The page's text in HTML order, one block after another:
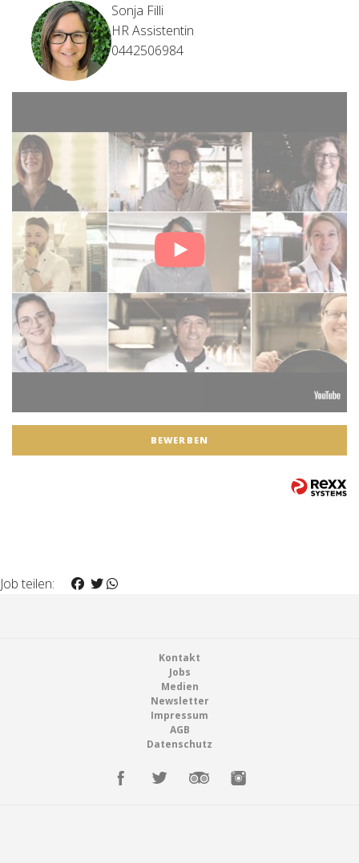
Sonja Filli
HR Assistentin
0442506984
BEWERBEN
Job teilen:
Kontakt
Jobs
Medien
Newsletter
Impressum
AGB
Datenschutz